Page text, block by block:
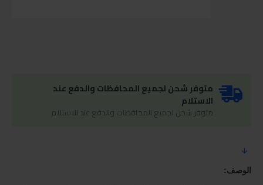
متوفر شحن لجميع المحافظات والدفع عند
الاستلام
متوفر شحن لجميع المحافظات والدفع عند الاستلام
الوصف: